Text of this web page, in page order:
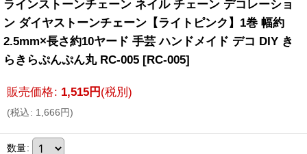
ラインストーンチェーン ネイル チェーン デコレーショ
ン ダイヤストーンチェーン【ライトピンク】1巻 幅約
2.5mm×長さ約10ヤード 手芸 ハンドメイド デコ DIY き
らきらぷんぷん丸 RC-005 [RC-005]
販売価格: 1,515円 (税別)
(税込: 1,666円)
数量: